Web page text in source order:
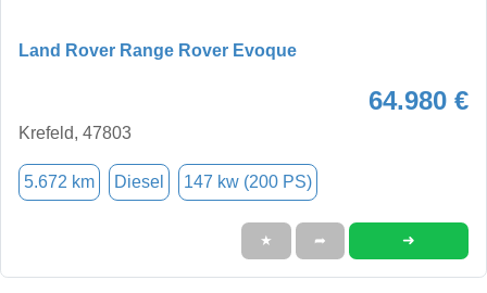
Land Rover Range Rover Evoque
64.980 €
Krefeld, 47803
5.672 km Diesel 147 kw (200 PS)
★ ➦ ➜